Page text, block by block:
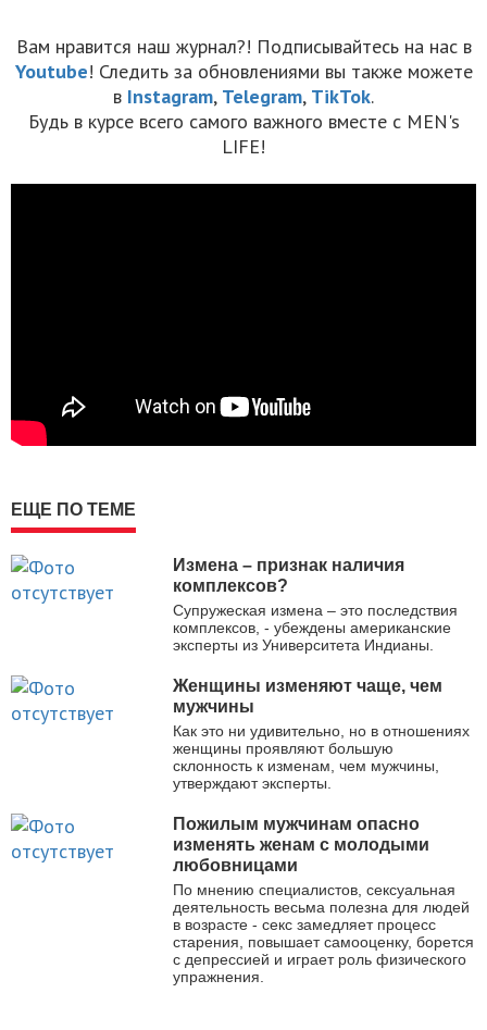
Вам нравится наш журнал?! Подписывайтесь на нас в
Youtube! Следить за обновлениями вы также можете
в Instagram, Telegram, TikTok.
Будь в курсе всего самого важного вместе с MEN's
LIFE!
ЕЩЕ ПО ТЕМЕ
Измена – признак наличия
комплексов?
Супружеская измена – это последствия
комплексов, - убеждены американские
эксперты из Университета Индианы.
Женщины изменяют чаще, чем
мужчины
Как это ни удивительно, но в отношениях
женщины проявляют большую
склонность к изменам, чем мужчины,
утверждают эксперты.
Пожилым мужчинам опасно
изменять женам с молодыми
любовницами
По мнению специалистов, сексуальная
деятельность весьма полезна для людей
в возрасте - секс замедляет процесс
старения, повышает самооценку, борется
с депрессией и играет роль физического
упражнения.